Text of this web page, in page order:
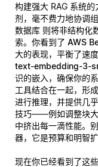
构建强大 RAG 系统
剂，毫不费力地协调
数据库 则将非结构化
索。你看到了 AWS
大的表现，平衡了速
text-embedding-3-
识的嵌入，确保你的
工具结合在一起，形
进行推理，并提供几
技巧——例如调整块
中挤出每一滴性能。
器，它是预算和明智
现在你已经看到了这